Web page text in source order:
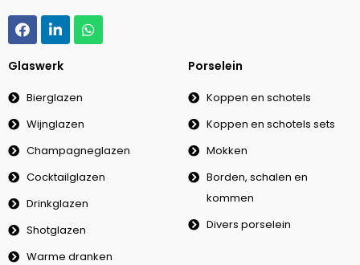
Glaswerk
Bierglazen
Wijnglazen
Champagneglazen
Cocktailglazen
Drinkglazen
Shotglazen
Warme dranken
Porselein
Koppen en schotels
Koppen en schotels sets
Mokken
Borden, schalen en
kommen
Divers porselein